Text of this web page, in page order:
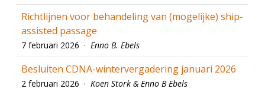
Richtlijnen voor behandeling van (mogelijke) ship-
assisted passage
7 februari 2026 · Enno B. Ebels
Besluiten CDNA-wintervergadering januari 2026
2 februari 2026 · Koen Stork & Enno B Ebels